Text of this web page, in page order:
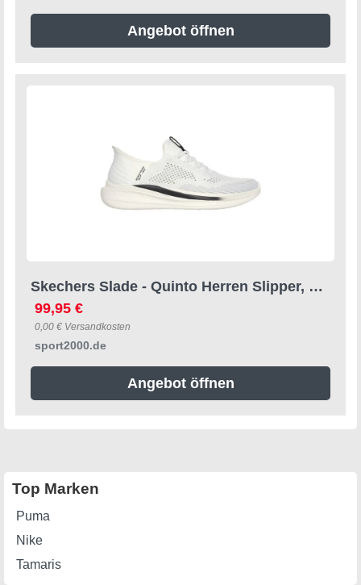
Angebot öffnen
Skechers Slade - Quinto Herren Slipper, weiß, Größe 41 41
99,95 €
0,00 € Versandkosten
sport2000.de
Angebot öffnen
Top Marken
Puma
Nike
Tamaris